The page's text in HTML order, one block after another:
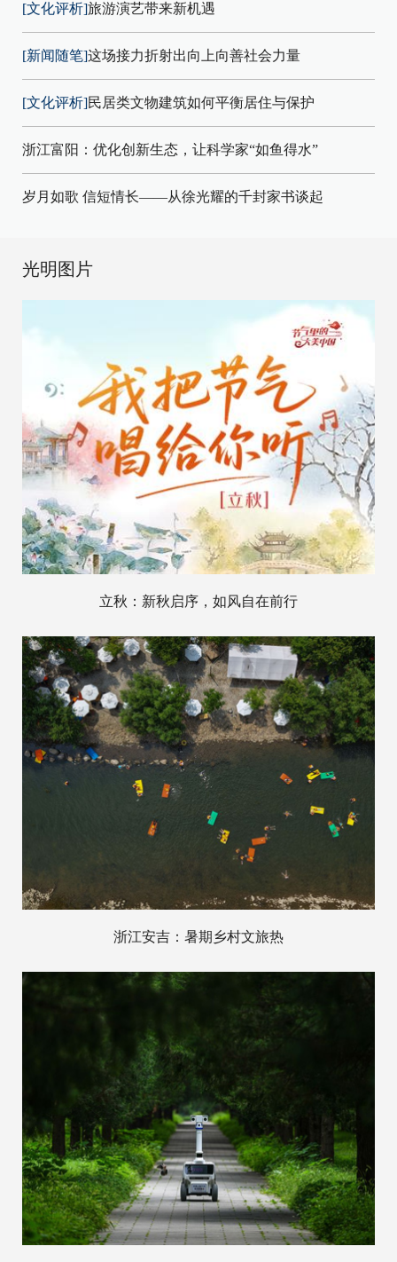
[文化评析]旅游演艺带来新机遇
[新闻随笔]这场接力折射出向上向善社会力量
[文化评析]民居类文物建筑如何平衡居住与保护
浙江富阳：优化创新生态，让科学家“如鱼得水”
岁月如歌 信短情长——从徐光耀的千封家书谈起
光明图片
立秋：新秋启序，如风自在前行
浙江安吉：暑期乡村文旅热